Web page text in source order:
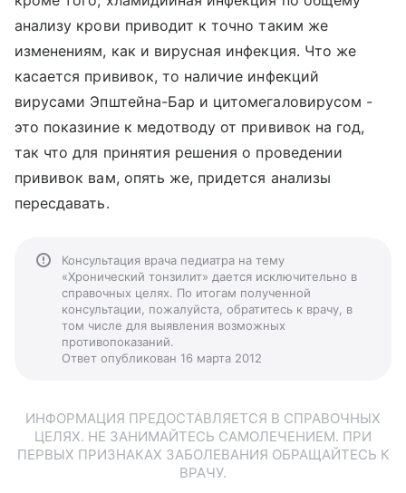
анализу крови приводит к точно таким же
изменениям, как и вирусная инфекция. Что же
касается прививок, то наличие инфекций
вирусами Эпштейна-Бар и цитомегаловирусом -
это показиние к медотводу от прививок на год,
так что для принятия решения о проведении
прививок вам, опять же, придется анализы
пересдавать.
Консультация врача педиатра на тему
«Хронический тонзилит» дается исключительно в
справочных целях. По итогам полученной
консультации, пожалуйста, обратитесь к врачу, в
том числе для выявления возможных
противопоказаний.
Ответ опубликован 16 марта 2012
ИНФОРМАЦИЯ ПРЕДОСТАВЛЯЕТСЯ В СПРАВОЧНЫХ
ЦЕЛЯХ. НЕ ЗАНИМАЙТЕСЬ САМОЛЕЧЕНИЕМ. ПРИ
ПЕРВЫХ ПРИЗНАКАХ ЗАБОЛЕВАНИЯ ОБРАЩАЙТЕСЬ К
ВРАЧУ.